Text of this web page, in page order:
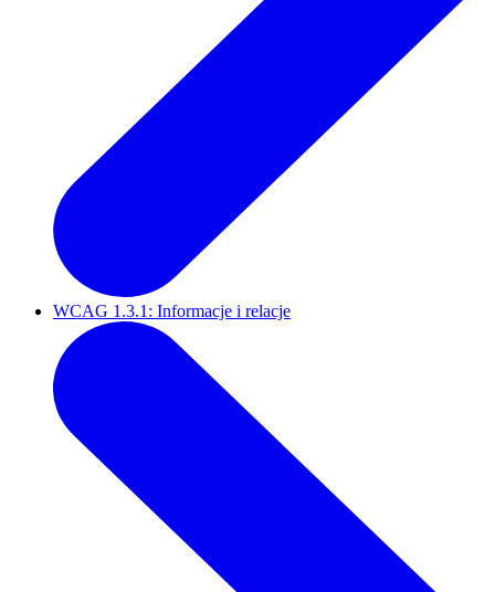
WCAG 1.3.1: Informacje i relacje